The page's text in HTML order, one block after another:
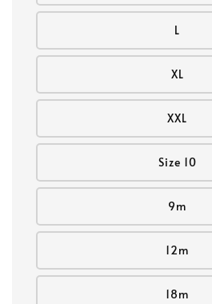
L
XL
XXL
Size 10
9m
12m
18m